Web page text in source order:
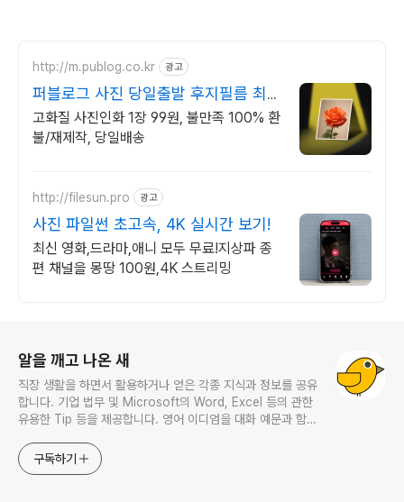
http://m.publog.co.kr 광고
퍼블로그 사진 당일출발 후지필름 최고
급 인화지
고화질 사진인화 1장 99원, 불만족 100% 환
불/재제작, 당일배송
http://filesun.pro 광고
사진 파일썬 초고속, 4K 실시간 보기!
최신 영화,드라마,애니 모두 무료!지상파 종
편 채널을 몽땅 100원,4K 스트리밍
알을 깨고 나온 새
직장 생활을 하면서 활용하거나 얻은 각종 지식과 정보를 공유
합니다. 기업 법무 및 Microsoft의 Word, Excel 등의 관한
유용한 Tip 등을 제공합니다. 영어 이디엄을 대화 예문과 함께
website provides learning materials for foreigners
interested in Korean and introduces practical
구독하기